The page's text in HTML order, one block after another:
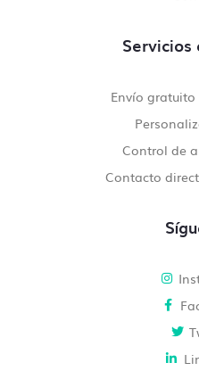
Servicios
Envío
Control de
Contacto